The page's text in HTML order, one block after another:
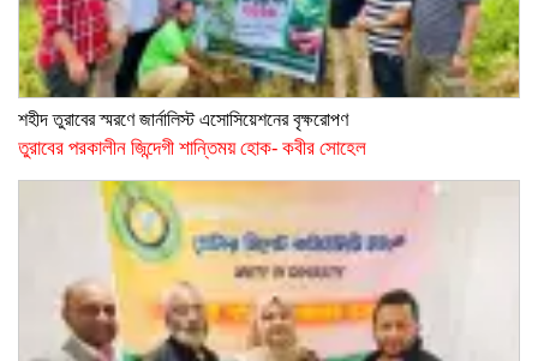
শহীদ তুরাবের স্মরণে জার্নালিস্ট এসোসিয়েশনের বৃক্ষরোপণ
তুরাবের পরকালীন জিন্দেগী শান্তিময় হোক- কবীর সোহেল